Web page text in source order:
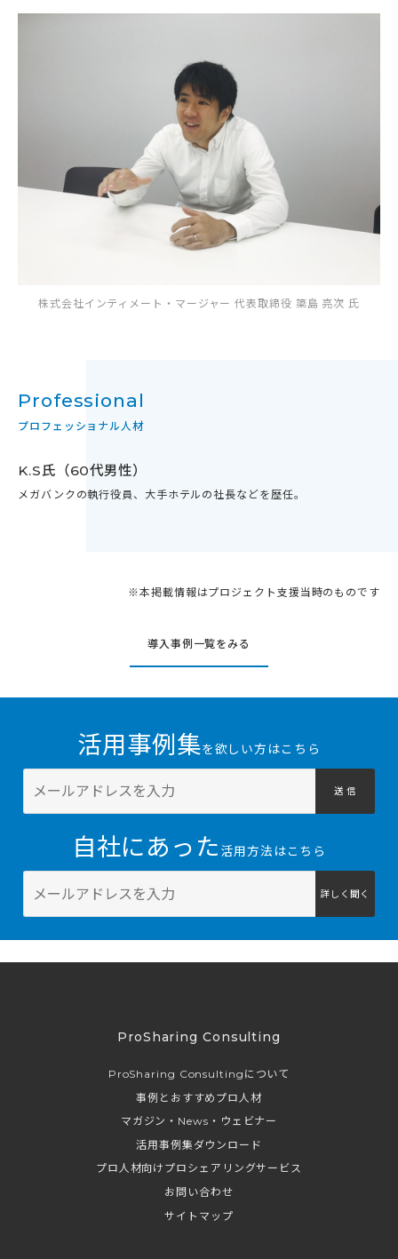
株式会社インティメート・マージャー 代表取締役 簗島 亮次 氏
Professional
プロフェッショナル人材
K.S氏（60代男性）
メガバンクの執行役員、大手ホテルの社長などを歴任。
※本掲載情報はプロジェクト支援当時のものです
導入事例一覧をみる
活用事例集を欲しい方はこちら
送 信
自社にあった 活用方法はこちら
詳しく聞く
ProSharing Consulting
ProSharing Consultingについて
事例とおすすめプロ人材
マガジン・News・ウェビナー
活用事例集ダウンロード
プロ人材向けプロシェアリングサービス
お問い合わせ
サイトマップ